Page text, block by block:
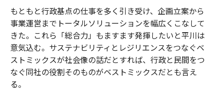
もともと行政基点の仕事を多く引き受け、企画立案から
事業運営までトータルソリューションを幅広くこなして
きた。これら「総合力」もますます発揮したいと平川は
意気込む。サステナビリティとレジリエンスをつなぐベ
ストミックスが社会像の話だとすれば、行政と民間をつ
なぐ同社の役割そのものがベストミックスだとも言え
る。